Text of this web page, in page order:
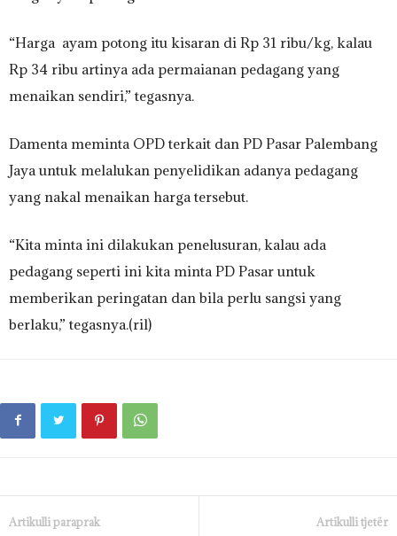
“Harga ayam potong itu kisaran di Rp 31 ribu/kg, kalau
Rp 34 ribu artinya ada permaianan pedagang yang
menaikan sendiri,” tegasnya.
Damenta meminta OPD terkait dan PD Pasar Palembang
Jaya untuk melalukan penyelidikan adanya pedagang
yang nakal menaikan harga tersebut.
“Kita minta ini dilakukan penelusuran, kalau ada
pedagang seperti ini kita minta PD Pasar untuk
memberikan peringatan dan bila perlu sangsi yang
berlaku,” tegasnya.(ril)
Artikulli paraprak Artikulli tjetër